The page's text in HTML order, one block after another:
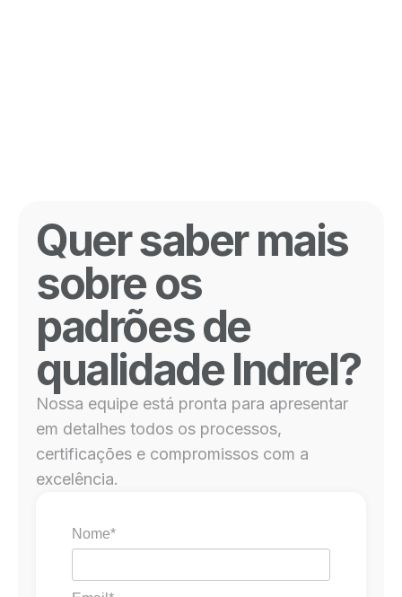
Quer saber mais
sobre os
padrões de
qualidade Indrel?
Nossa equipe está pronta para apresentar
em detalhes todos os processos,
certificações e compromissos com a
excelência.
Nome*